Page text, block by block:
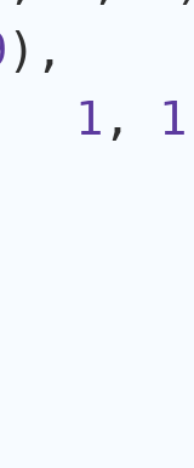
) ,
1 , 1